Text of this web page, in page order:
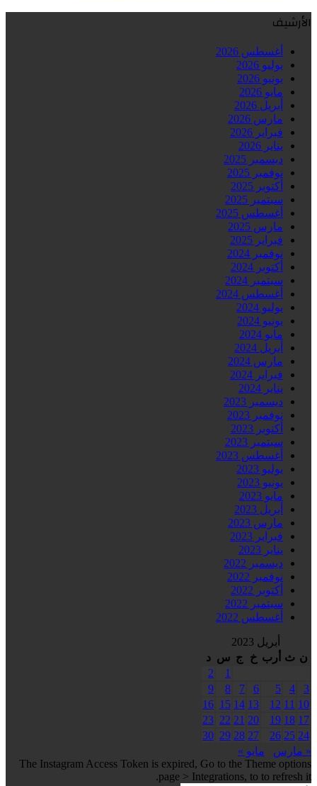
الأرشيف
أغسطس 2026
يوليو 2026
يونيو 2026
مايو 2026
أبريل 2026
مارس 2026
فبراير 2026
يناير 2026
ديسمبر 2025
نوفمبر 2025
أكتوبر 2025
سبتمبر 2025
أغسطس 2025
مارس 2025
فبراير 2025
نوفمبر 2024
أكتوبر 2024
سبتمبر 2024
أغسطس 2024
يوليو 2024
يونيو 2024
مايو 2024
أبريل 2024
مارس 2024
فبراير 2024
يناير 2024
ديسمبر 2023
نوفمبر 2023
أكتوبر 2023
سبتمبر 2023
أغسطس 2023
يوليو 2023
يونيو 2023
مايو 2023
أبريل 2023
مارس 2023
فبراير 2023
يناير 2023
ديسمبر 2022
نوفمبر 2022
أكتوبر 2022
سبتمبر 2022
أغسطس 2022
أبريل 2023
ن ث أرب خ ج س د
1
2
3
4
5
6
7
8
9
10
11
12
13
14
15
16
17
18
19
20
21
22
23
24
25
26
27
28
29
30
« مارس
مايو »
The Instagram Access Token is expired, Go to the Theme options
page > Integrations, to to refresh it.